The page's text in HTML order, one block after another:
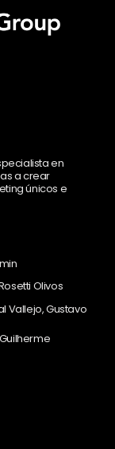
en
a crear
únicos e
Olivos
Vallejo, Gustavo